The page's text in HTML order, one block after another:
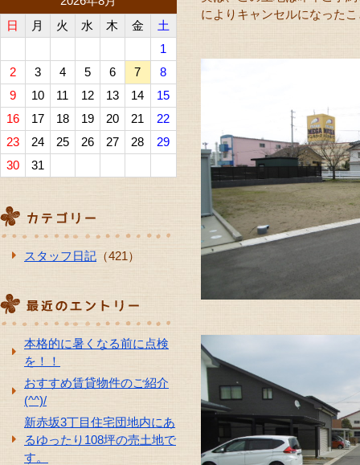
日
月 火 水 木 金
土
1
2
3 4 5 6 7
8
9
10 11 12 13 14
15
16
17 18 19 20 21
22
23
24 25 26 27 28
29
30
31
スタッフ日記 （421）
本格的に暑くなる前に点検
を！！
おすすめ賃貸物件のご紹介
(^^)/
新赤坂3丁目住宅団地内にあ
るゆったり108坪の売土地で
す。
によりキャンセルになった